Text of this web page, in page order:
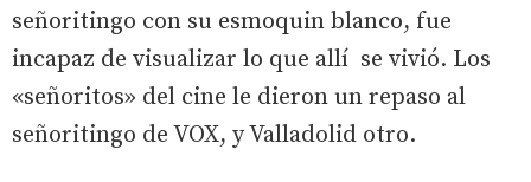
señoritingo con su esmoquin blanco, fue
incapaz de visualizar lo que allí se vivió. Los
«señoritos» del cine le dieron un repaso al
señoritingo de VOX, y Valladolid otro.